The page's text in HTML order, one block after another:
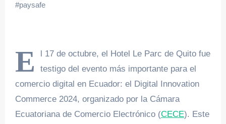
#paysafe
E
l 17 de octubre, el Hotel Le Parc de Quito fue
testigo del evento más importante para el
comercio digital en Ecuador: el Digital Innovation
Commerce 2024, organizado por la Cámara
Ecuatoriana de Comercio Electrónico (CECE). Este